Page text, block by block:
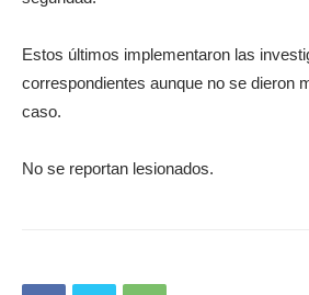
Estos últimos implementaron las
correspondientes aunque no se dieron
caso.
No se reportan lesionados.